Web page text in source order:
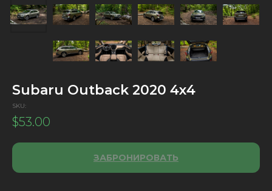
Subaru Outback 2020 4х4
SKU:
$53.00
ЗАБРОНИРОВАТЬ